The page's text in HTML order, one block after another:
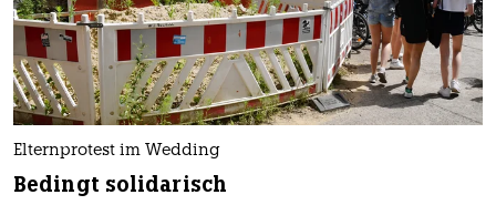
Elternprotest im Wedding
Bedingt solidarisch